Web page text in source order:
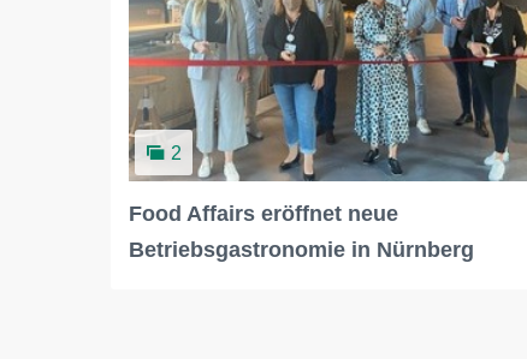
2
Food Affairs eröffnet neue
Betriebsgastronomie in Nürnberg